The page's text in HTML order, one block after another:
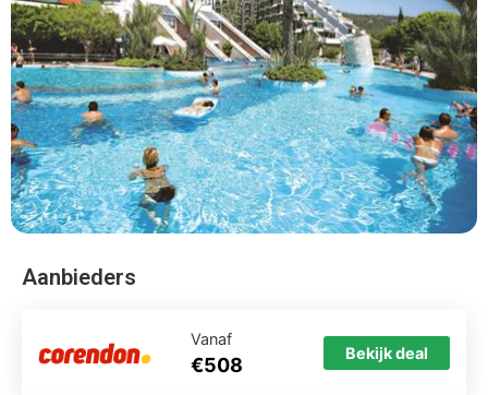
Aanbieders
Vanaf
€508 Bekijk deal